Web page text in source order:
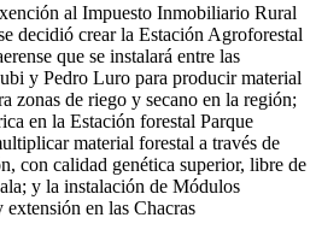
al Impuesto Inmobiliario Rural
decidió crear la Estación Agroforestal
que se instalará entre las
y Pedro Luro para producir material
zonas de riego y secano en la región;
en la Estación forestal Parque
material forestal a través de
con calidad genética superior, libre de
y la instalación de Módulos
en las Chacras